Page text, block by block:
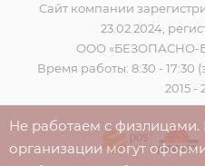
Сайт компании
23.02.2024,
ООО «БЕЗОПАСНО-
Время работы: 8:30 - 17:30
2015 -
Не работаем с
организации могут